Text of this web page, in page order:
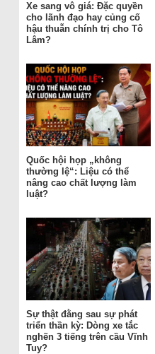
Xe sang vô giá: Đặc quyền
cho lãnh đạo hay củng cố
hậu thuẫn chính trị cho Tô
Lâm?
Quốc hội họp „không
thường lệ“: Liệu có thể
nâng cao chất lượng làm
luật?
Sự thật đằng sau sự phát
triển thần kỳ: Dòng xe tắc
nghẽn 3 tiếng trên cầu Vĩnh
Tuy?